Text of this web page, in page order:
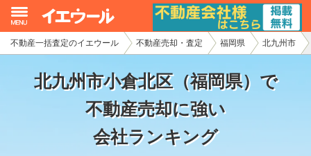
不動産一括査定のイエウール 不動産売却・査定 福岡県 北九州市
北九州市小倉北区（福岡県）で
不動産売却に強い
会社ランキング
イエウール加盟希望の不動産会社様
初めての方へ
不動産売却の流れ